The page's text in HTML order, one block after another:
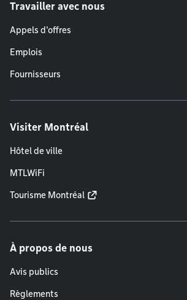
Travailler avec nous
Appels d'offres
Emplois
Fournisseurs
Visiter Montréal
Hôtel de ville
MTLWiFi
Tourisme Montréal
À propos de nous
Avis publics
Règlements